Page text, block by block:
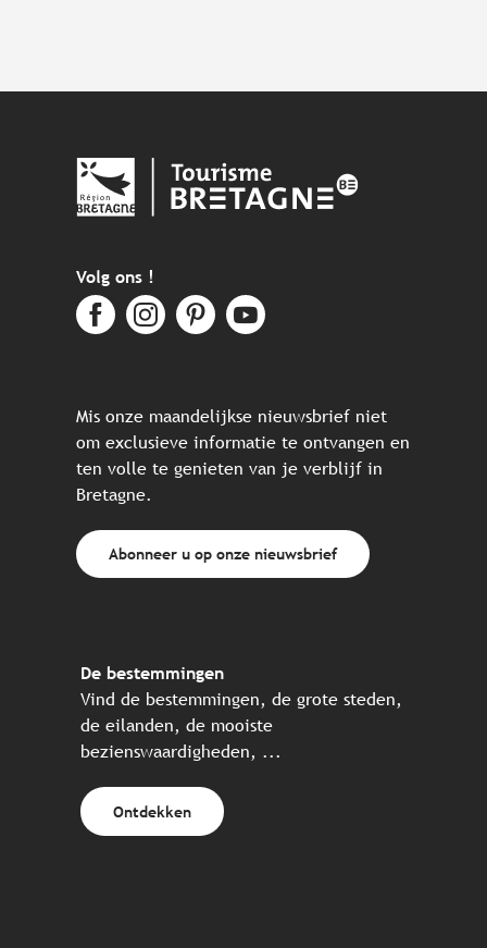
Volg ons !
Mis onze maandelijkse nieuwsbrief niet
om exclusieve informatie te ontvangen en
ten volle te genieten van je verblijf in
Bretagne.
Abonneer u op onze nieuwsbrief
De bestemmingen
Vind de bestemmingen, de grote steden,
de eilanden, de mooiste
bezienswaardigheden, ...
Ontdekken